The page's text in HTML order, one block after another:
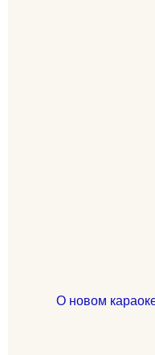
О новом